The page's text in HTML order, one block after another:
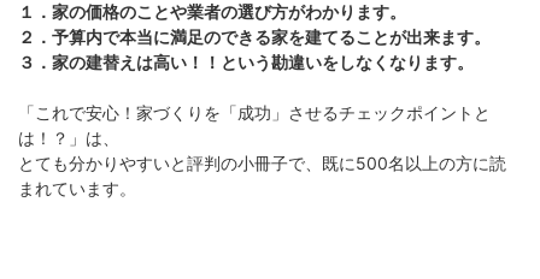
１．家の価格のことや業者の選び方がわかります。
２．予算内で本当に満足のできる家を建てることが出来ます。
３．家の建替えは高い！！という勘違いをしなくなります。
「これで安心！家づくりを「成功」させるチェックポイントと
は！？」は、
とても分かりやすいと評判の小冊子で、既に500名以上の方に読
まれています。